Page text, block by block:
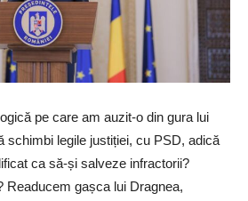
pe care am auzit-o din gura lui
schimbi legile justiției, cu PSD, adică
ca să-și salveze infractorii?
Readucem gașca lui Dragnea,